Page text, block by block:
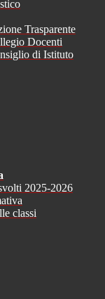
Trasparente
Docenti
di Istituto
2025-2026
classi